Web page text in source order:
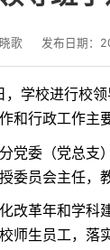
歌 发布日期：
，学校进行校
和行政工作主
党委（党总支
委员会主任，
改革年和学科
师生员工，